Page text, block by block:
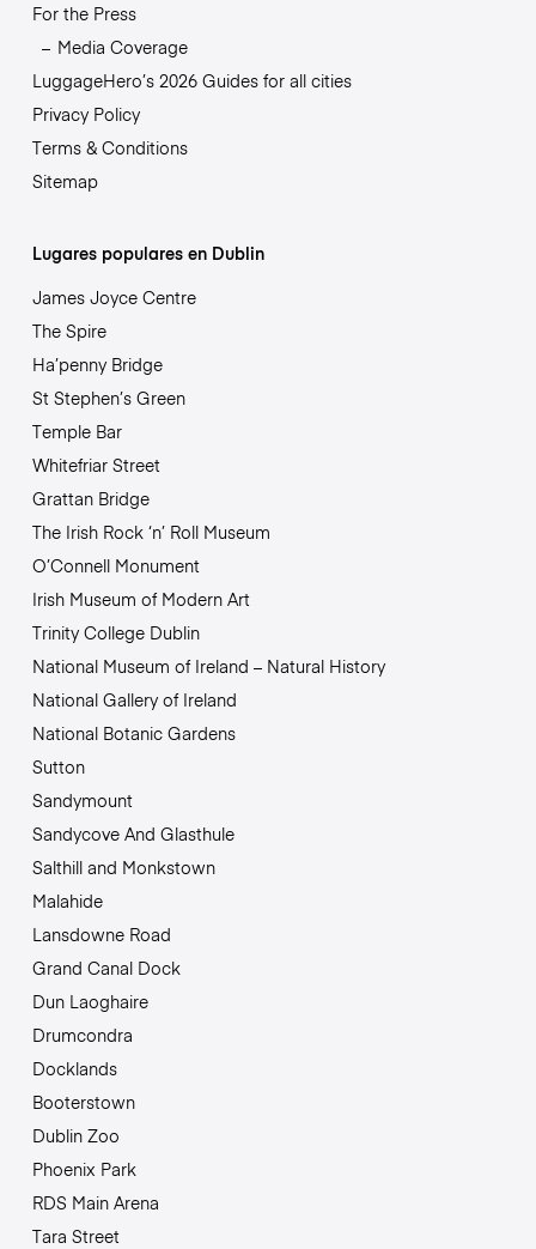
For the Press
Media Coverage
LuggageHero’s 2026 Guides for all cities
Privacy Policy
Terms & Conditions
Sitemap
Lugares populares en Dublin
James Joyce Centre
The Spire
Ha’penny Bridge
St Stephen’s Green
Temple Bar
Whitefriar Street
Grattan Bridge
The Irish Rock ‘n’ Roll Museum
O’Connell Monument
Irish Museum of Modern Art
Trinity College Dublin
National Museum of Ireland – Natural History
National Gallery of Ireland
National Botanic Gardens
Sutton
Sandymount
Sandycove And Glasthule
Salthill and Monkstown
Malahide
Lansdowne Road
Grand Canal Dock
Dun Laoghaire
Drumcondra
Docklands
Booterstown
Dublin Zoo
Phoenix Park
RDS Main Arena
Tara Street